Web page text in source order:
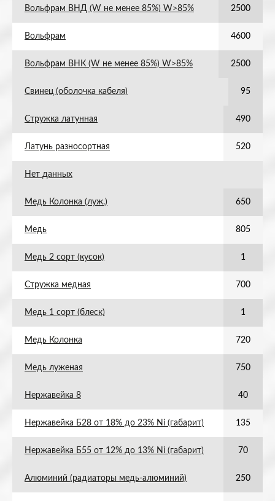
Вольфрам ВНД (W не менее 85%) W>85% 2500
Вольфрам 4600
Вольфрам ВНК (W не менее 85%) W>85% 2500
Свинец (оболочка кабеля) 95
Стружка латунная 490
Латунь разносортная 520
Нет данных
Медь Колонка (луж.) 650
Медь 805
Медь 2 сорт (кусок) 1
Стружка медная 700
Медь 1 сорт (блеск) 1
Медь Колонка 720
Медь луженая 750
Нержавейка 8 40
Нержавейка Б28 от 18% до 23% Ni (габарит) 135
Нержавейка Б55 от 12% до 13% Ni (габарит) 70
Алюминий (радиаторы медь-алюминий) 250